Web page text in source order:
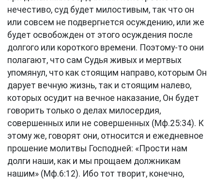
нечестиво, суд будет милостивым, так что он
или совсем не подвергнется осуждению, или же
будет освобожден от этого осуждения после
долгого или короткого времени. Поэтому-то они
полагают, что сам Судья живых и мертвых
упомянул, что как стоящим направо, которым Он
дарует вечную жизнь, так и стоящим налево,
которых осудит на вечное наказание, Он будет
говорить только о делах милосердия,
совершенных или не совершенных (Мф.25:34). К
этому же, говорят они, относится и ежедневное
прошение молитвы Господней: «Прости нам
долги наши, как и мы прощаем должникам
нашим» (Мф.6:12). Ибо тот творит, конечно,